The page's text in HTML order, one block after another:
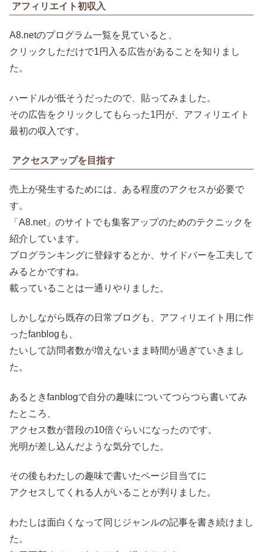
アフィリエイト初収入
A8.netのプログラム一覧を見ていると、
クリックしただけで1円入る広告があることを知りまし
た。
ハードルが低そうだったので、貼ってみました。
その広告をクリックしてもらった1円が、アフィリエイト
最初の収入です。
アクセスアップを目指す
売上が発生するためには、ある程度のアクセスが必要で
す。
「A8.net」のサイトでも集客アップのためのテクニックを
紹介しています。
ブログランキングに登録するとか、サイドバーを工夫して
みるとかですね。
載っていることは一通りやりました。
しかしながら既存の日常ブログも、アフィリエイト用に作
ったfanblogも、
たいして訪問者数が増えないまま時間が過ぎていきまし
た。
あるときfanblogで自分の趣味についてつらつら書いてみ
たところ、
アクセス数が普段の10倍ぐらいになったのです。
光明が差し込んだような気分でした。
その後もわたしの趣味で書いたページ目当てに
アクセスしてくれる人がいることが判りました。
わたしは面白くなって同じジャンルの記事を書き続けまし
た。